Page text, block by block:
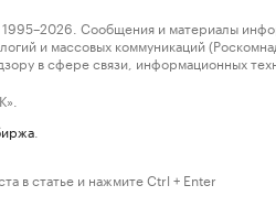
Сообщения и материалы
и массовых коммуникаций
в сфере связи, информационных
в статье и нажмите Ctrl + Enter